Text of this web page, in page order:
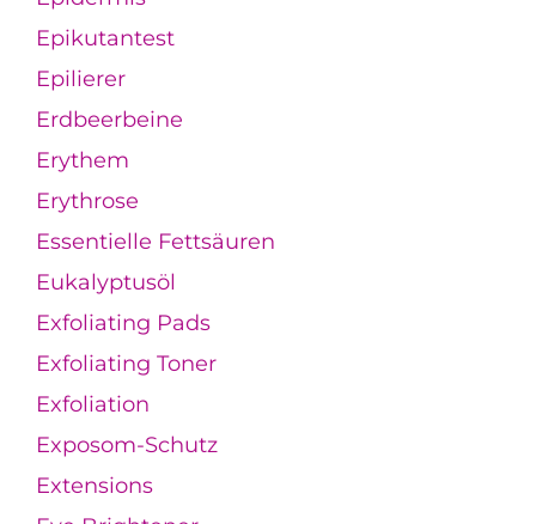
Epikutantest
Epilierer
Erdbeerbeine
Erythem
Erythrose
Essentielle Fettsäuren
Eukalyptusöl
Exfoliating Pads
Exfoliating Toner
Exfoliation
Exposom-Schutz
Extensions